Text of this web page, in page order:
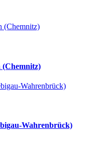
Wahrenbrück)